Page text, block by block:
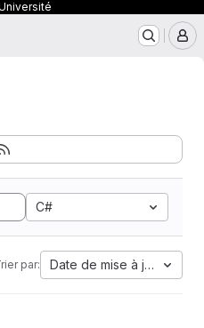
C#
par: Date de mise à jour